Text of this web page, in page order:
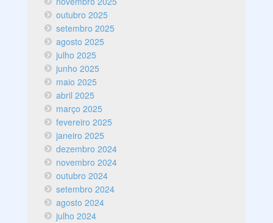
outubro 2025
setembro 2025
agosto 2025
julho 2025
junho 2025
maio 2025
abril 2025
março 2025
fevereiro 2025
janeiro 2025
dezembro 2024
novembro 2024
outubro 2024
setembro 2024
agosto 2024
julho 2024